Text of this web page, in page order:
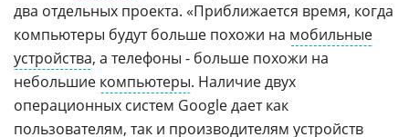
два отдельных проекта. «Приближается время, когда
компьютеры будут больше похожи на мобильные
устройства, а телефоны - больше похожи на
небольшие компьютеры. Наличие двух
операционных систем Google дает как
пользователям, так и производителям устройств